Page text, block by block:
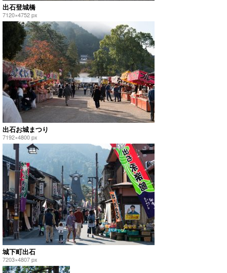
出石登城橋
7120×4752 px
出石お城まつり
7192×4800 px
城下町出石
7203×4807 px